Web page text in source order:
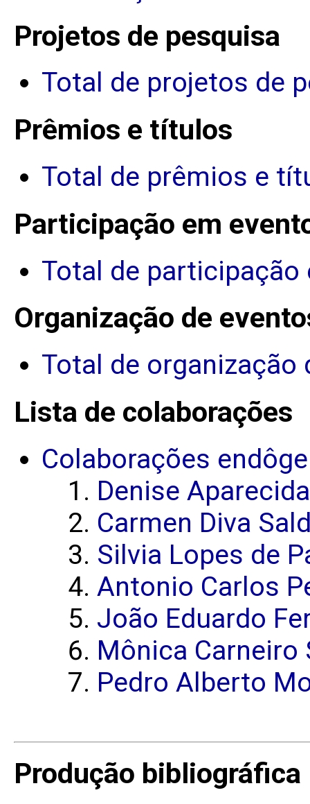
Projetos de pesquisa
Total de projetos de
Prêmios e títulos
Total de prêmios e
Participação em
Total de participação
Organização de
Total de organização
Lista de colaborações
Colaborações
Denise
Carmen Diva
Silvia Lopes de
Antonio Carlos
João Eduardo
Mônica Carneiro
Pedro Alberto
Produção bibliográfica